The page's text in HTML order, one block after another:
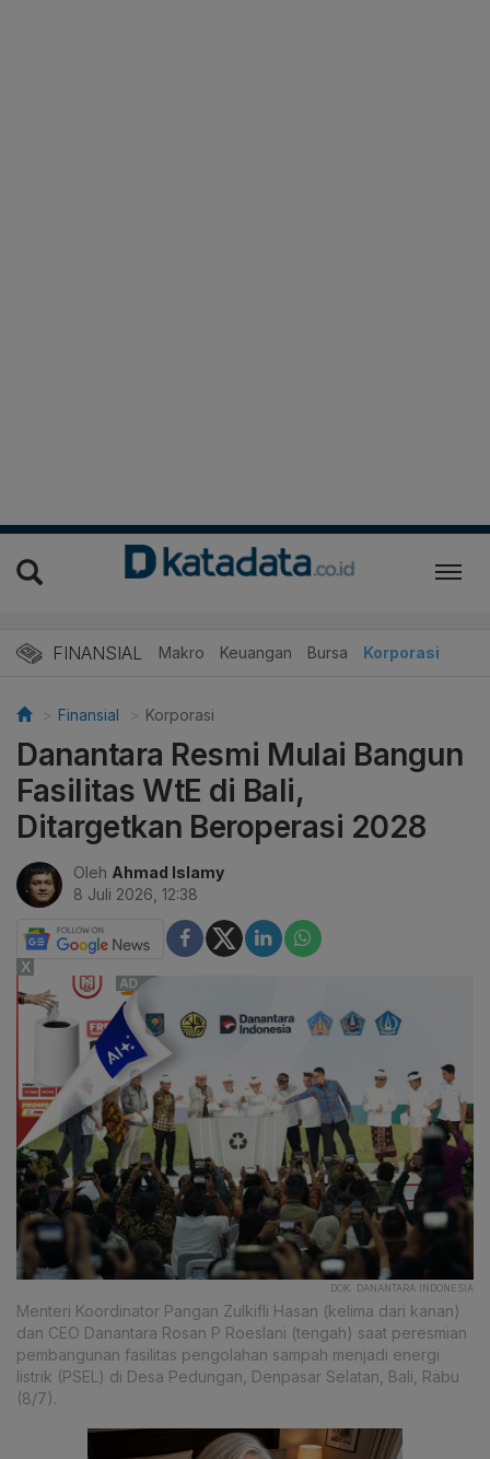
FINANSIAL Makro Keuangan Bursa Korporasi
Finansial Korporasi
Danantara Resmi Mulai Bangun
Fasilitas WtE di Bali,
Ditargetkan Beroperasi 2028
Oleh Ahmad Islamy
8 Juli 2026, 12:38
DOK. DANANTARA INDONESIA
Menteri Koordinator Pangan Zulkifli Hasan (kelima dari kanan)
dan CEO Danantara Rosan P Roeslani (tengah) saat peresmian
pembangunan fasilitas pengolahan sampah menjadi energi
listrik (PSEL) di Desa Pedungan, Denpasar Selatan, Bali, Rabu
(8/7).
X